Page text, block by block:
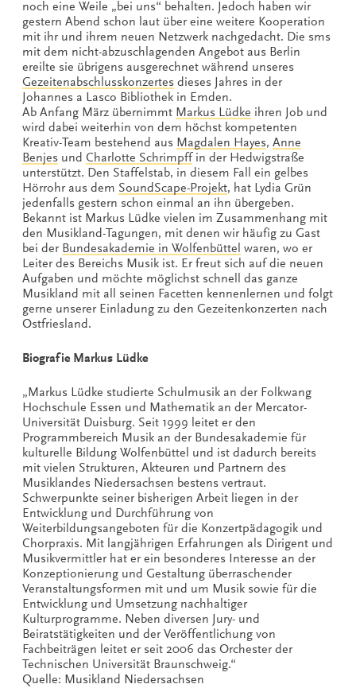
noch eine Weile „bei uns“ behalten. Jedoch haben wir
gestern Abend schon laut über eine weitere Kooperation
mit ihr und ihrem neuen Netzwerk nachgedacht. Die sms
mit dem nicht-abzuschlagenden Angebot aus Berlin
ereilte sie übrigens ausgerechnet während unseres
Gezeitenabschlusskonzertes dieses Jahres in der
Johannes a Lasco Bibliothek in Emden.
Ab Anfang März übernimmt Markus Lüdke ihren Job und
wird dabei weiterhin von dem höchst kompetenten
Kreativ-Team bestehend aus Magdalen Hayes, Anne
Benjes und Charlotte Schrimpff in der Hedwigstraße
unterstützt. Den Staffelstab, in diesem Fall ein gelbes
Hörrohr aus dem SoundScape-Projekt, hat Lydia Grün
jedenfalls gestern schon einmal an ihn übergeben.
Bekannt ist Markus Lüdke vielen im Zusammenhang mit
den Musikland-Tagungen, mit denen wir häufig zu Gast
bei der Bundesakademie in Wolfenbüttel waren, wo er
Leiter des Bereichs Musik ist. Er freut sich auf die neuen
Aufgaben und möchte möglichst schnell das ganze
Musikland mit all seinen Facetten kennenlernen und folgt
gerne unserer Einladung zu den Gezeitenkonzerten nach
Ostfriesland.
Biografie Markus Lüdke
„Markus Lüdke studierte Schulmusik an der Folkwang
Hochschule Essen und Mathematik an der Mercator-
Universität Duisburg. Seit 1999 leitet er den
Programmbereich Musik an der Bundesakademie für
kulturelle Bildung Wolfenbüttel und ist dadurch bereits
mit vielen Strukturen, Akteuren und Partnern des
Musiklandes Niedersachsen bestens vertraut.
Schwerpunkte seiner bisherigen Arbeit liegen in der
Entwicklung und Durchführung von
Weiterbildungsangeboten für die Konzertpädagogik und
Chorpraxis. Mit langjährigen Erfahrungen als Dirigent und
Musikvermittler hat er ein besonderes Interesse an der
Konzeptionierung und Gestaltung überraschender
Veranstaltungsformen mit und um Musik sowie für die
Entwicklung und Umsetzung nachhaltiger
Kulturprogramme. Neben diversen Jury- und
Beiratstätigkeiten und der Veröffentlichung von
Fachbeiträgen leitet er seit 2006 das Orchester der
Technischen Universität Braunschweig.“
Quelle: Musikland Niedersachsen